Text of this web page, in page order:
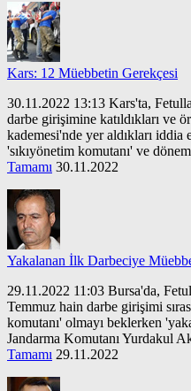
Kars: 12 Müebbetin Gerekçesi
30.11.2022 13:13 Kars'ta,
darbe girişimine katıldıkları ve
kademesi'nde yer aldıkları iddia
'sıkıyönetim komutanı' ve
Tamamı 30.11.2022
Yakalanan İlk Darbeciye
29.11.2022 11:03 Bursa'da,
Temmuz hain darbe girişimi
komutanı' olmayı beklerken
Jandarma Komutanı Yurdakul
Tamamı 29.11.2022